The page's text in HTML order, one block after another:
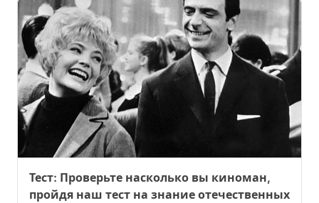
Тест: Проверьте насколько вы киноман,
пройдя наш тест на знание отечественных